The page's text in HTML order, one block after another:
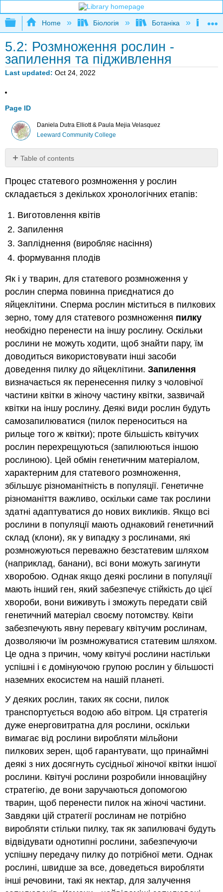
Expand/collapse global hierarchy
Home Біологія Ботаніка
5.2: Розмноження рослин -
запилення та підживлення
Last updated Oct 24, 2022
Page ID
Daniela Dutra Elliott & Paula Mejia Velasquez
Leeward Community College
Table of contents
No
Процес статевого розмноження у рослин
складається з декількох хронологічних етапів:
Виготовлення квітів
Запилення
Запліднення (виробляє насіння)
формування плодів
Як і у тварин, для статевого розмноження у
рослин сперма повинна приєднатися до
яйцеклітини. Сперма рослин міститься в пилкових
зерно, тому для статевого розмноження пилку
необхідно перенести на іншу рослину. Оскільки
рослини не можуть ходити, щоб знайти пару, їм
доводиться використовувати інші засоби
доведення пилку до яйцеклітини.Запилення
визначається як перенесення пилку з чоловічої
частини квітки в жіночу частину квітки, зазвичай
квітки на іншу рослину. Деякі види рослин будуть
самозапилюватися (пилок переноситься на
рильце того ж квітки); проте більшість квітучих
рослин перехрещуються (запилюються іншою
рослиною). Цей обмін генетичним матеріалом,
характерним для статевого розмноження,
збільшує різноманітність в популяції. Генетичне
різноманіття важливо, оскільки саме так рослини
здатні адаптуватися до нових викликів. Якщо всі
рослини в популяції мають однаковий генетичний
склад (клони), як у випадку з рослинами, які
розмножуються переважно безстатевим шляхом
(наприклад, банани), всі вони можуть загинути
хворобою. Однак якщо деякі рослини в популяції
мають інший ген, який забезпечує стійкість до цієї
хвороби, вони виживуть і зможуть передати свій
генетичний матеріал своєму потомству. Квіти
забезпечують явну перевагу квітучим рослинам,
дозволяючи їм розмножуватися статевим шляхом.
Це одна з причин, чому квітучі рослини настільки
успішні і є домінуючою групою рослин у більшості
наземних екосистем на нашій планеті.
У деяких рослин, таких як сосни, пилок
транспортується водою або вітром. Ця стратегія
дуже енерговитратна для рослини, оскільки
вимагає від рослини виробляти мільйони
пилкових зерен, щоб гарантувати, що принаймні
деякі з них досягнуть сусідньої жіночої квітки іншої
рослини. Квітучі рослини розробили інноваційну
стратегію, де вони заручаються допомогою
тварин, щоб перенести пилок на жіночі частини.
Завдяки цій стратегії рослинам не потрібно
виробляти стільки пилку, так як запилювачі будуть
відвідувати однотипні рослини, забезпечуючи
успішну передачу пилку до потрібної мети. Однак
рослині, швидше за все, доведеться виробляти
інші речовини, такі як нектар, для залучення